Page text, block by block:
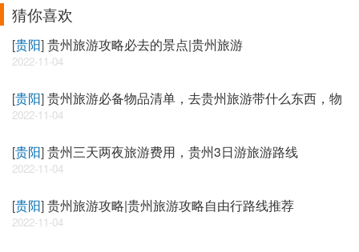
猜你喜欢
[贵阳]贵州旅游攻略必去的景点|贵州旅游
2022-11-04
[贵阳]贵州旅游必备物品清单，去贵州旅游带什么东西，物
2022-11-04
[贵阳]贵州三天两夜旅游费用，贵州3日游旅游路线
2022-11-04
[贵阳]贵州旅游攻略|贵州旅游攻略自由行路线推荐
2022-11-04